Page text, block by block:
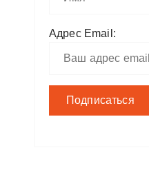
Адрес Email: